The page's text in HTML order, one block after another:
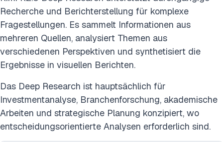
Recherche und Berichterstellung für komplexe
Fragestellungen. Es sammelt Informationen aus
mehreren Quellen, analysiert Themen aus
verschiedenen Perspektiven und synthetisiert die
Ergebnisse in visuellen Berichten.
Das Deep Research ist hauptsächlich für
Investmentanalyse, Branchenforschung, akademische
Arbeiten und strategische Planung konzipiert, wo
entscheidungsorientierte Analysen erforderlich sind.